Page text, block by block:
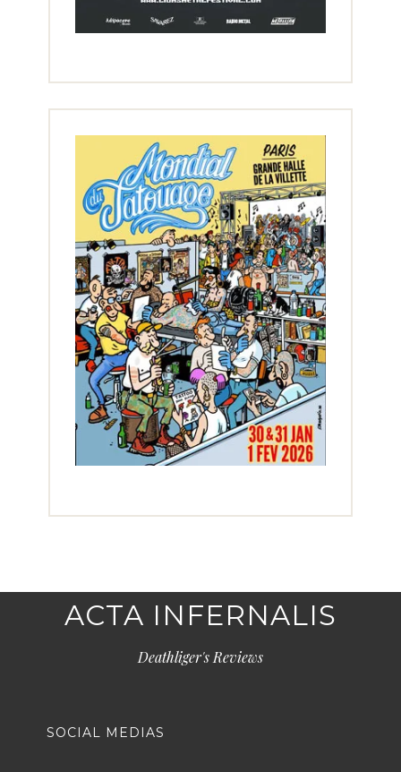
ACTA INFERNALIS
Deathliger's Reviews
SOCIAL MEDIAS